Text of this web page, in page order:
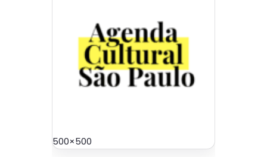
500×500